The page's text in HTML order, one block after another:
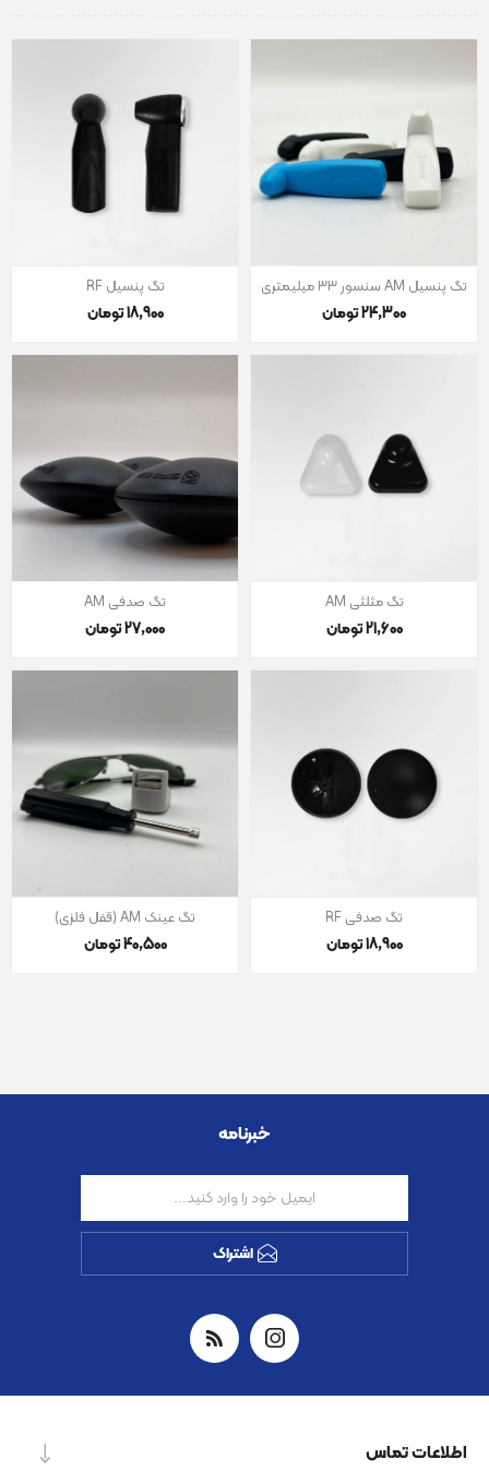
تگ پنسیل AM سنسور 33 میلیمتری
24٬300 تومان
تگ پنسیل RF
18٬900 تومان
تگ مثلثی AM
21٬600 تومان
تگ صدفی AM
27٬000 تومان
تگ صدفی RF
18٬900 تومان
تگ عینک AM (قفل فلزی)
40٬500 تومان
خبرنامه
اشتراک
اطلاعات تماس